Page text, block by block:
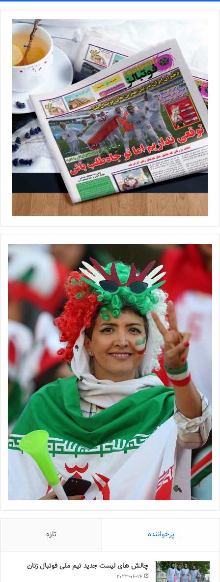
◾️با فوتبالز همراه شوید◾️فوتبالز را در اینستاگرام دنبال کنید
برچسب ها سوپرلیگ عاطفه رضایی فوتسال زنان مس رفسنجان
پرخواننده تازه
چالش هاى ليست جدید تيم ملى فوتبال زنان
2023-06-14